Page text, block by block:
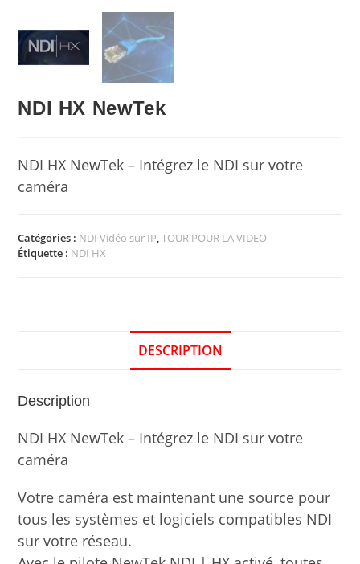
NDI HX NewTek
NDI HX NewTek – Intégrez le NDI sur votre
caméra
Catégories : NDI Vidéo sur IP,TOUR POUR LA VIDEO
Étiquette : NDI HX
DESCRIPTION
Description
NDI HX NewTek – Intégrez le NDI sur votre
caméra
Votre caméra est maintenant une source pour
tous les systèmes et logiciels compatibles NDI
survotre réseau.